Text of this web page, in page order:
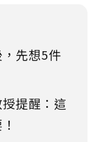
先想5件
提醒：這